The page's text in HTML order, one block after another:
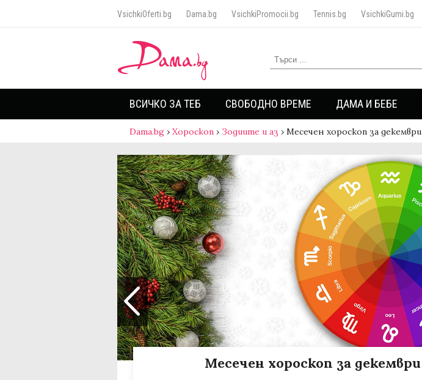
VsichkiOferti.bg Dama.bg VsichkiPromocii.bg Tennis.bg VsichkiGumi.bg
ВСИЧКО ЗА ТЕБ СВОБОДНО ВРЕМЕ ДАМА И БЕБЕ
Dama.bg › Хороскоп › Зодиите и аз › Месечен хороскоп за декември
Месечен хороскоп за декември